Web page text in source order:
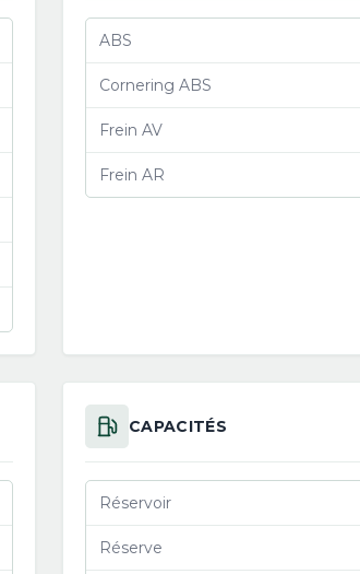
ABS
Cornering ABS
Frein AV
Frein AR
CAPACITÉS
Réservoir
Réserve